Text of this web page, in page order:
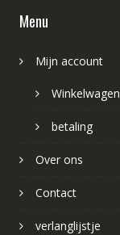
Menu
Mijn account
Winkelwagen
betaling
Over ons
Contact
verlanglijstje